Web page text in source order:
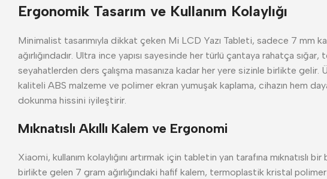
Ergonomik Tasarım ve Kullanım Kolaylığı
Minimalist tasarımıyla dikkat çeken Mi LCD Yazı Tableti, sadece 7 mm
ağırlığındadır. Ultra ince yapısı sayesinde her türlü çantaya rahatça sığar,
seyahatlerden ders çalışma masanıza kadar her yere sizinle birlikte gelir.
kaliteli ABS malzeme ve polimer ekran yumuşak kaplama, cihazın hem
dokunma hissini iyileştirir.
Mıknatıslı Akıllı Kalem ve Ergonomi
Xiaomi, kullanım kolaylığını artırmak için tabletin yan tarafına mıknatıslı
birlikte gelen 7 gram ağırlığındaki hafif kalem, termoplastik kristal